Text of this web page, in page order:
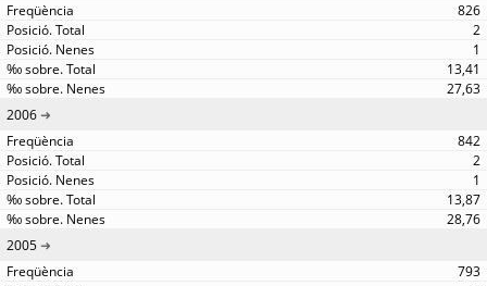
826
2
1
13,41
27,63
2006
842
2
1
13,87
28,76
2005
793